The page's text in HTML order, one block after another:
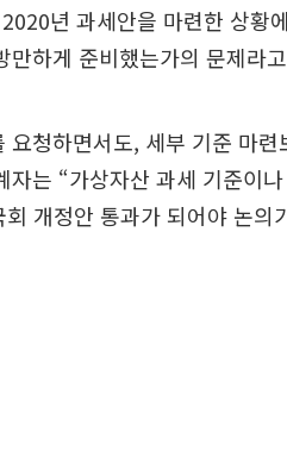
년 과세안을 마련한 상황
하게 준비했는가의 문제라
청하면서도, 세부 기준 마
는 “가상자산 과세 기준이
개정안 통과가 되어야 논의